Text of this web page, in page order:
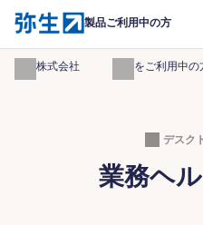
製品ご利用中の方
弥生株式会社 製品をご利用中の
デスク
業務ヘ